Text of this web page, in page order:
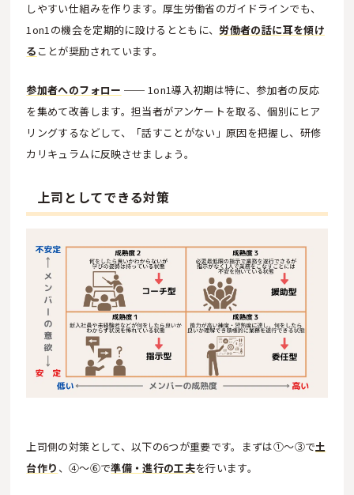
しやすい仕組みを作ります。厚生労働省のガイドラインでも、
1on1の機会を定期的に設けるとともに、労働者の話に耳を傾け
る ことが奨励されています。
参加者へのフォロー ── 1on1導入初期は特に、参加者の反応
を集めて改善します。担当者がアンケートを取る、個別にヒア
リングするなどして、「話すことがない」原因を把握し、研修
カリキュラムに反映させましょう。
上司としてできる対策
上司側の対策として、以下の6つが重要です。まずは①〜③で土
台作り 、④〜⑥で準備・進行の工夫を行います。